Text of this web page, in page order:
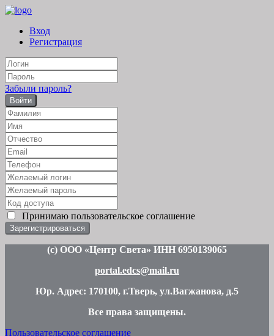
Вход
Регистрация
Забыли пароль?
Войти
Принимаю пользовательское соглашение
(c) ООО «Центр Света» ИНН 6950139065
portal.edcs@mail.ru
Юр. Адрес: 170100, г.Тверь, ул.Вагжанова, д.5
Все права защищены.
Пользовательское соглашение